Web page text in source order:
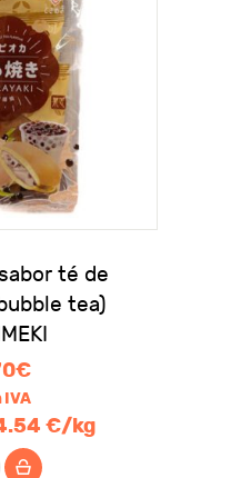
té de
tea)
€
IVA
€/kg